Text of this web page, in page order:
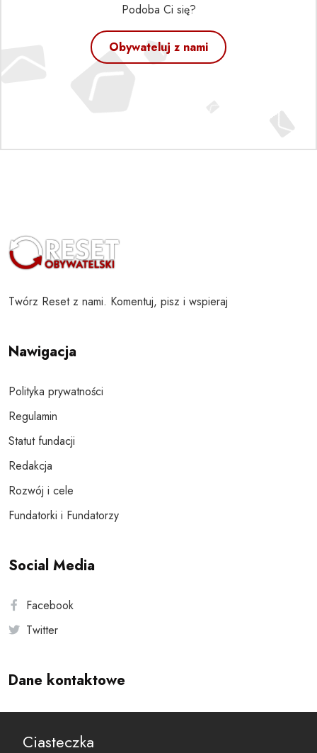
Podoba Ci się?
Obywateluj z nami
Twórz Reset z nami. Komentuj, pisz i wspieraj
Nawigacja
Polityka prywatności
Regulamin
Statut fundacji
Redakcja
Rozwój i cele
Fundatorki i Fundatorzy
Social Media
Facebook
Twitter
Dane kontaktowe
reset@resetobywatelski.pl
Ciasteczka